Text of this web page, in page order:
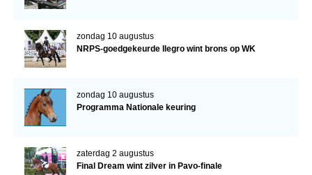
zondag 10 augustus
NRPS-goedgekeurde Ilegro wint brons op WK
zondag 10 augustus
Programma Nationale keuring
zaterdag 2 augustus
Final Dream wint zilver in Pavo-finale